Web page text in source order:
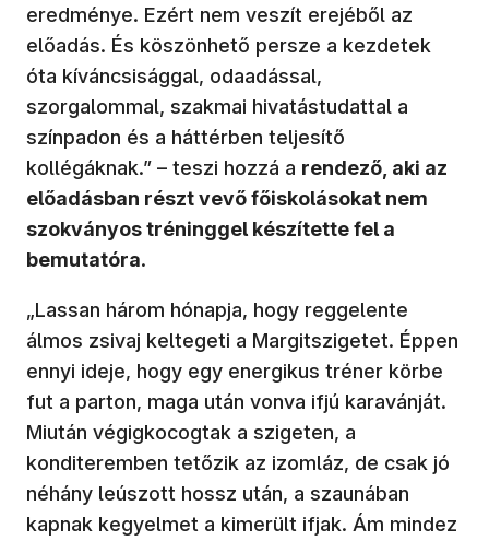
eredménye. Ezért nem veszít erejéből az
előadás. És köszönhető persze a kezdetek
óta kíváncsisággal, odaadással,
szorgalommal, szakmai hivatástudattal a
színpadon és a háttérben teljesítő
kollégáknak.” – teszi hozzá a rendező, aki az
előadásban részt vevő főiskolásokat nem
szokványos tréninggel készítette fel a
bemutatóra.
„Lassan három hónapja, hogy reggelente
álmos zsivaj keltegeti a Margitszigetet. Éppen
ennyi ideje, hogy egy energikus tréner körbe
fut a parton, maga után vonva ifjú karavánját.
Miután végigkocogtak a szigeten, a
konditeremben tetőzik az izomláz, de csak jó
néhány leúszott hossz után, a szaunában
kapnak kegyelmet a kimerült ifjak. Ám mindez